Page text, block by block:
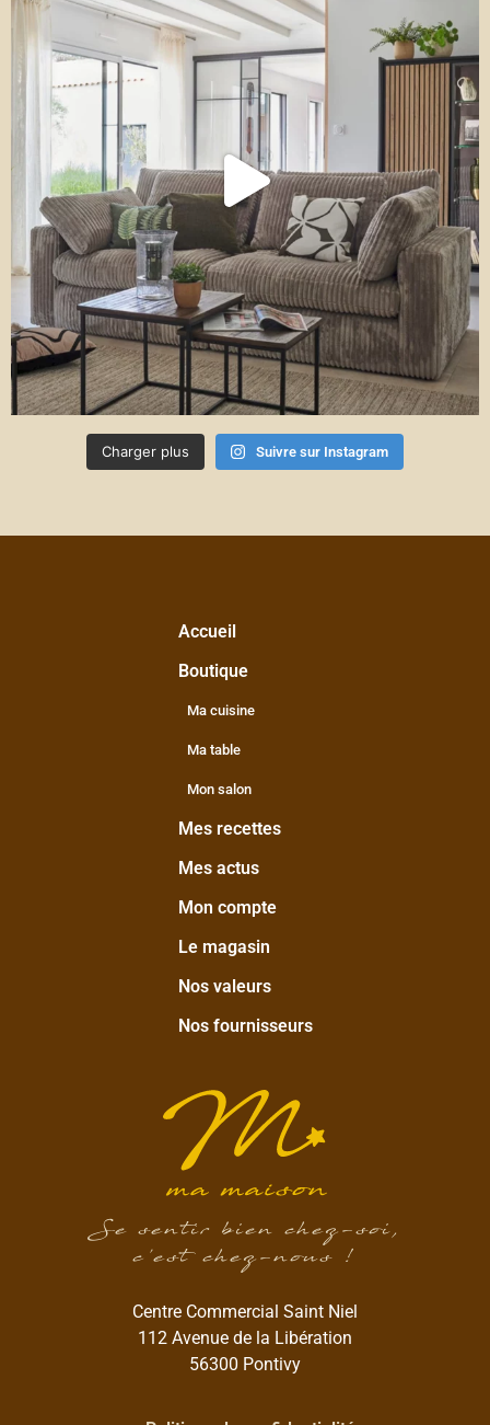
Charger plus Suivre sur Instagram
Accueil
Boutique
Ma cuisine
Ma table
Mon salon
Mes recettes
Mes actus
Mon compte
Le magasin
Nos valeurs
Nos fournisseurs
Se sentir bien chez-soi,
c’est chez-nous !
Centre Commercial Saint Niel
112 Avenue de la Libération
56300 Pontivy